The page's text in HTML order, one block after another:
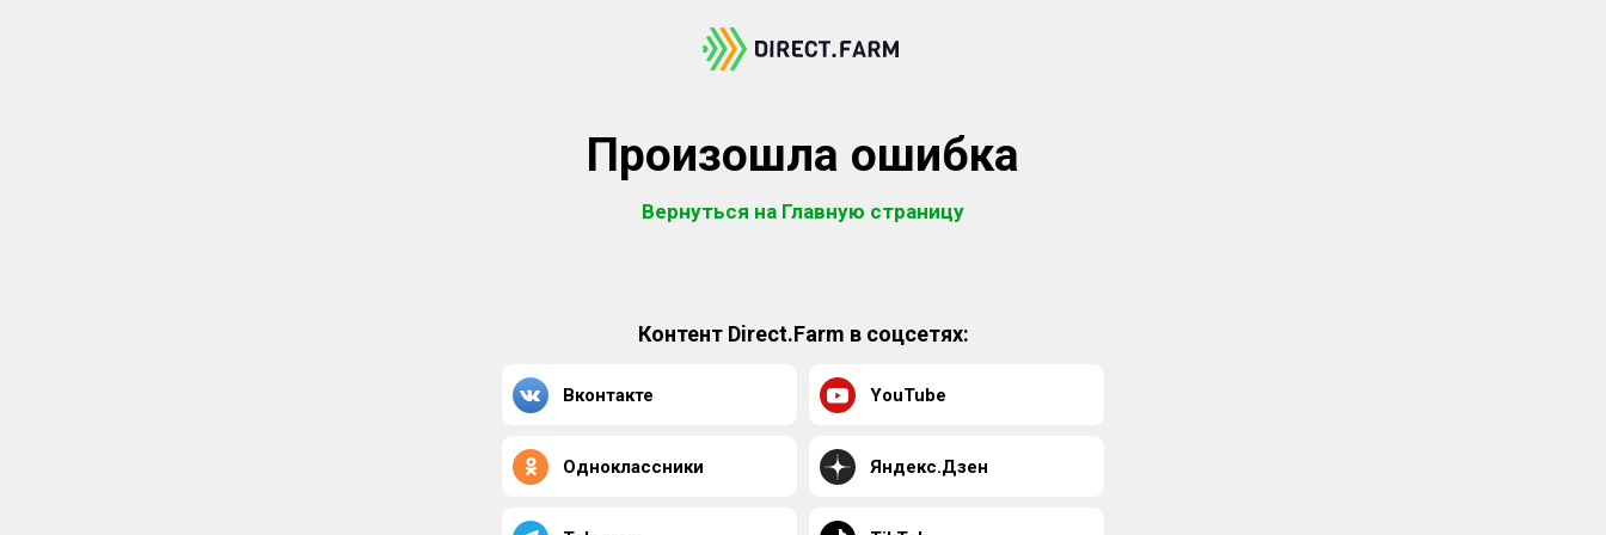
Произошла ошибка
Вернуться на Главную страницу
Контент Direct.Farm в соцсетях:
Вконтакте YouTube
Одноклассники Яндекс.Дзен